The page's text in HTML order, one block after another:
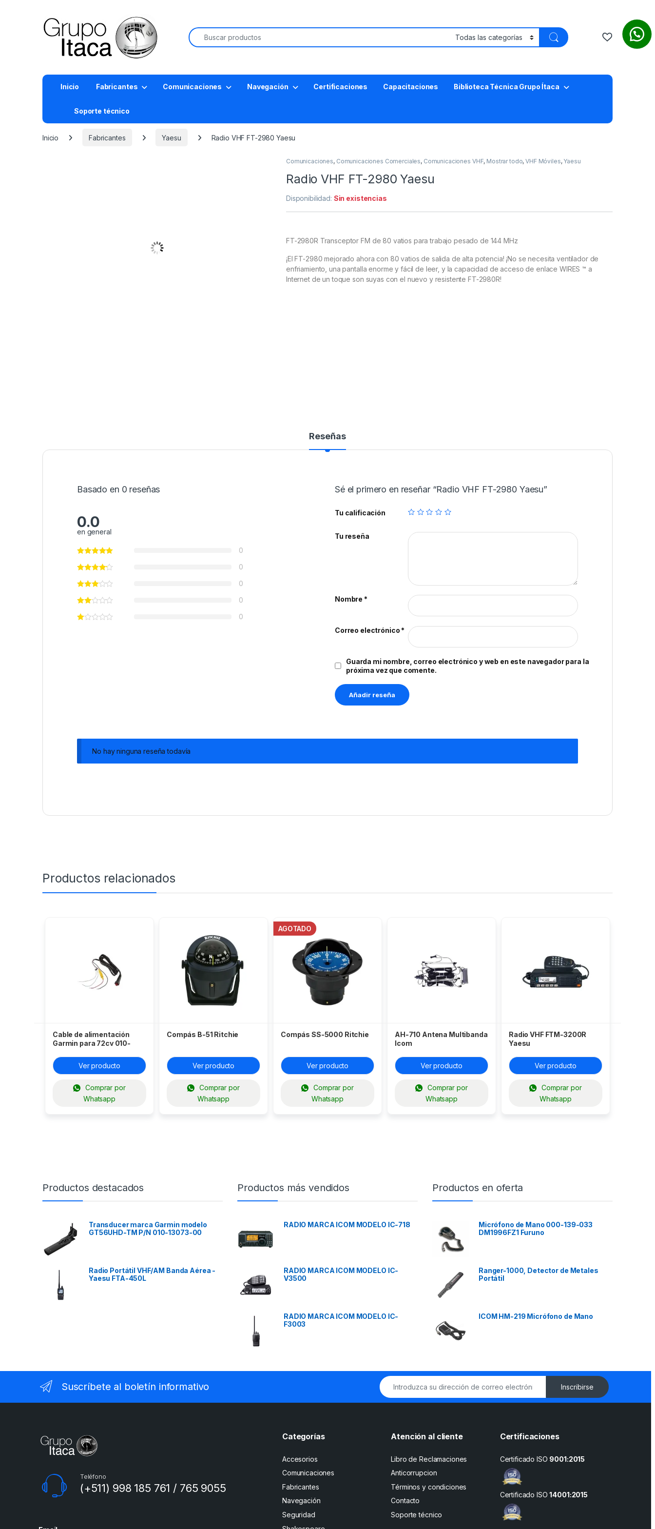
Buscar:
Inicio Fabricantes Comunicaciones Navegación Certificaciones Capacitaciones Biblioteca Técnica Grupo Ítaca
Soporte técnico
Inicio Fabricantes Yaesu Radio VHF FT-2980 Yaesu
Comunicaciones, Comunicaciones Comerciales, Comunicaciones VHF, Mostrar todo,VHF Móviles, Yaesu
Radio VHF FT-2980 Yaesu
Disponibilidad: Sin existencias
FT-2980R Transceptor FM de 80 vatios para trabajo pesado de 144 MHz
¡El FT-2980 mejorado ahora con 80 vatios de salida de alta potencia! ¡No se necesita ventilador de
enfriamiento, una pantalla enorme y fácil de leer, y la capacidad de acceso de enlace WIRES ™ a
Internet de un toque son suyas con el nuevo y resistente FT-2980R!
Reseñas
Basado en 0 reseñas
0.0
en general
0
0
0
0
0
Sé el primero en reseñar “Radio VHF FT-2980 Yaesu”
Tu calificación
Tu reseña
Nombre*
Correo electrónico*
Guarda mi nombre, correo electrónico y web en este navegador para la
próxima vez que comente.
No hay ninguna reseña todavía
Productos relacionados
Cable de alimentación
Garmin para 72cv 010-
Ver producto
Comprar por
Whatsapp
Compás B-51 Ritchie
Ver producto
Comprar por
Whatsapp
AGOTADO
Compás SS-5000 Ritchie
Ver producto
Comprar por
Whatsapp
AH-710 Antena Multibanda
Icom
Ver producto
Comprar por
Whatsapp
Radio VHF FTM-3200R
Yaesu
Ver producto
Comprar por
Whatsapp
Productos destacados
Transducer marca Garmin modelo
GT56UHD-TM P/N 010-13073-00
Radio Portátil VHF/AM Banda Aérea -
Yaesu FTA-450L
Productos más vendidos
RADIO MARCA ICOM MODELO IC-718
RADIO MARCA ICOM MODELO IC-
V3500
RADIO MARCA ICOM MODELO IC-
F3003
Productos en oferta
Micrófono de Mano 000-139-033
DM1996FZ1 Furuno
Ranger-1000, Detector de Metales
Portátil
ICOM HM-219 Micrófono de Mano
Suscríbete al boletín informativo Inscribirse
Teléfono
(+511) 998 185 761 / 765 9055
Categorías
Accesorios
Comunicaciones
Fabricantes
Navegación
Seguridad
Atención al cliente
Libro de Reclamaciones
Anticorrupcion
Términos y condiciones
Contacto
Soporte técnico
Certificaciones
Certificado ISO 9001:2015
Certificado ISO14001:2015